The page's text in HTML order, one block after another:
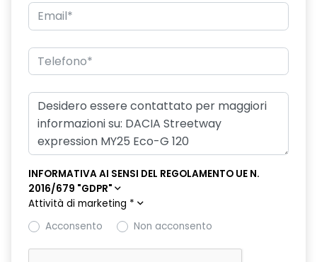
INFORMATIVA AI SENSI DEL REGOLAMENTO UE N.
2016/679 "GDPR"
Attività di marketing *
Acconsento
Non acconsento